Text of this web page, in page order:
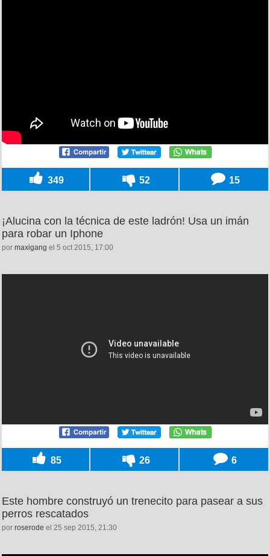
349 52 15
¡Alucina con la técnica de este ladrón! Usa un imán
para robar un Iphone
por maxigang el 5 oct 2015, 17:00
85 26 6
Este hombre construyó un trenecito para pasear a sus
perros rescatados
por roserode el 25 sep 2015, 21:30